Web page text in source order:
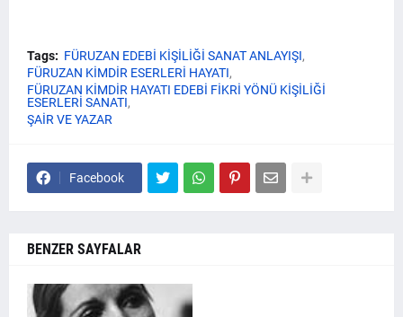
Tags: FÜRUZAN EDEBİ KİŞİLİĞİ SANAT ANLAYIŞI
FÜRUZAN KİMDİR ESERLERİ HAYATI
FÜRUZAN KİMDİR HAYATI EDEBİ FİKRİ YÖNÜ KİŞİLİĞİ
ESERLERİ SANATI
ŞAİR VE YAZAR
Facebook
BENZER SAYFALAR